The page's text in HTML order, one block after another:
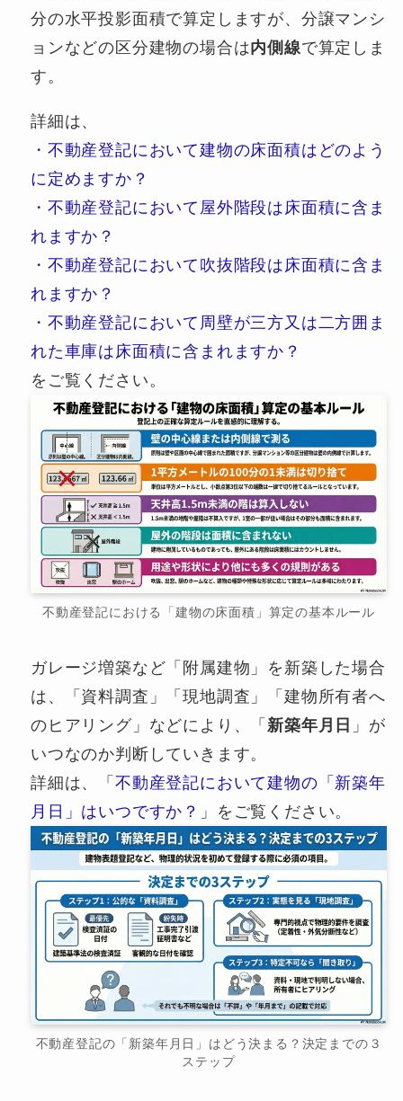
分の水平投影面積で算定しますが、分譲マンシ
ョンなどの区分建物の場合は内側線で算定しま
す。
詳細は、
・ 不動産登記において建物の床面積はどのよう
に定めますか？
・ 不動産登記において屋外階段は床面積に含ま
れますか？
・ 不動産登記において吹抜階段は床面積に含ま
れますか？
・ 不動産登記において周壁が三方又は二方囲ま
れた車庫は床面積に含まれますか？
をご覧ください。
不動産登記における「建物の床面積」算定の基本ルール
ガレージ増築など「附属建物」を新築した場合
は、「資料調査」「現地調査」「建物所有者へ
のヒアリング」などにより、「 新築年月日 」が
いつなのか判断していきます。
詳細は、「 不動産登記において建物の「新築年
月日」はいつですか？ 」をご覧ください。
不動産登記の「新築年月日」はどう決まる？決定までの３
ステップ